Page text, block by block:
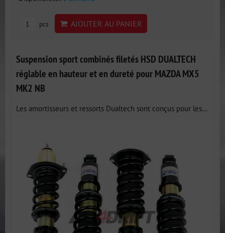
pcs AJOUTER AU PANIER
Suspension sport combinés filetés HSD DUALTECH
réglable en hauteur et en dureté pour MAZDA MX5
MK2 NB
Les amortisseurs et ressorts Dualtech sont conçus pour les...